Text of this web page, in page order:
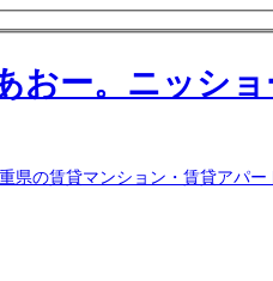
県の賃貸マンション・賃貸アパー